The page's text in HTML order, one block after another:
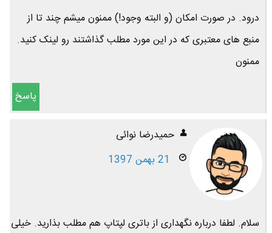
درود. در صورت امکان (و البته وجود!) ممنون میشم چند تا از
منبع های معتبری که در این مورد مطلب گذاشتند رو لینک کنید.
ممنون
پاسخ
حمیدرضا نوائی
21 بهمن 1397
سلام. لطفا درباره نگهداری از باتری لپتاپ هم مطلب بذارید. خیلی